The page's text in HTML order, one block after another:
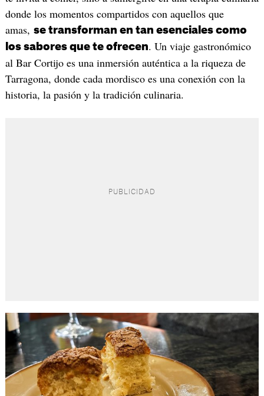
donde los momentos compartidos con aquellos que
amas, se transforman en tan esenciales como
los sabores que te ofrecen. Un viaje gastronómico
al Bar Cortijo es una inmersión auténtica a la riqueza de
Tarragona, donde cada mordisco es una conexión con la
historia, la pasión y la tradición culinaria.